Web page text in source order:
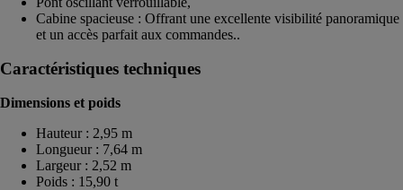
Cabine spacieuse : Offrant une excellente visibilité panoramique
et un accès parfait aux commandes..
Caractéristiques techniques
Dimensions et poids
Hauteur : 2,95 m
Longueur : 7,64 m
Largeur : 2,52 m
Poids : 15,90 t